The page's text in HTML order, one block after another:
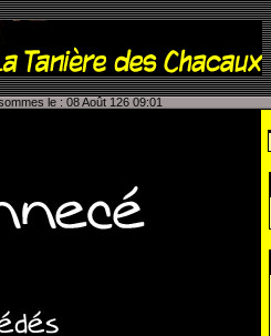
le : 08 Août 126 09:01